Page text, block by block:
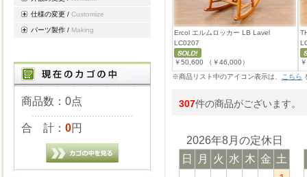
仕様の変更 / Customize
パーツ製作 / Making
商品数：0点
合 計： 0円
Ercol エルムロッカー LB Lavel
LC0207
￥50,600 （￥46,000）
※商品リスト中のアイコン表示は、
こちら
307件の商品がございます。
2026年8月の定休日
日
月 火 水 木 金 土